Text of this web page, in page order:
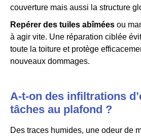
couverture mais aussi la structure
Repérer des tuiles abîmées ou
à agir vite. Une réparation ciblée
toute la toiture et protège
nouveaux dommages.
A-t-on des infiltrations
tâches au plafond ?
Des traces humides, une odeur de